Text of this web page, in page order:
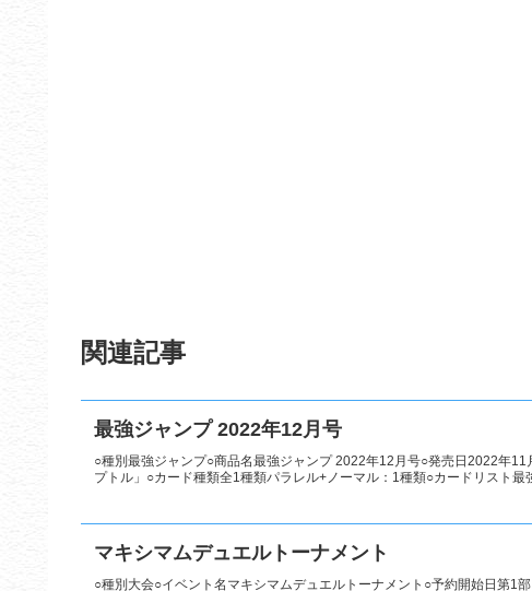
関連記事
最強ジャンプ 2022年12月号
○種別最強ジャンプ○商品名最強ジャンプ 2022年12月号○発売日2022年
プトル」○カード種類全1種類パラレル+ノーマル：1種類○カードリスト最
マキシマムデュエルトーナメント
○種別大会○イベント名マキシマムデュエルトーナメント○予約開始日第